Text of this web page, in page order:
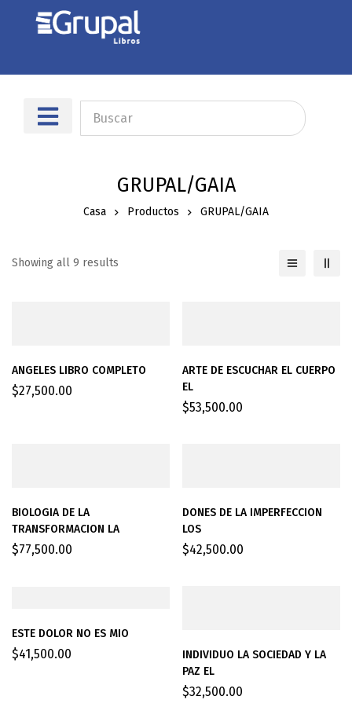
GRUPAL/GAIA
Casa Productos GRUPAL/GAIA
Showing all 9 results
ANGELES LIBRO COMPLETO
$27,500.00
ARTE DE ESCUCHAR EL CUERPO
EL
$53,500.00
BIOLOGIA DE LA
TRANSFORMACION LA
$77,500.00
DONES DE LA IMPERFECCION
LOS
$42,500.00
ESTE DOLOR NO ES MIO
$41,500.00
INDIVIDUO LA SOCIEDAD Y LA
PAZ EL
$32,500.00